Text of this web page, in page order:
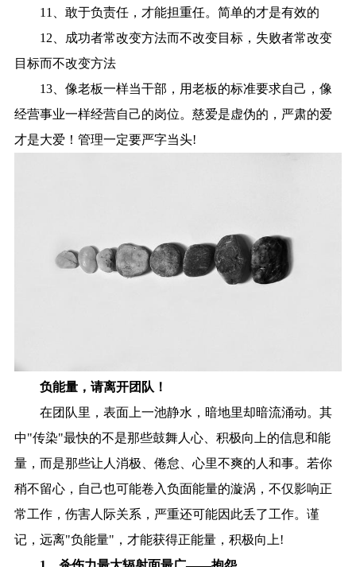
11、敢于负责任，才能担重任。简单的才是有效的
12、成功者常改变方法而不改变目标，失败者常改变
目标而不改变方法
13、像老板一样当干部，用老板的标准要求自己，像
经营事业一样经营自己的岗位。慈爱是虚伪的，严肃的爱
才是大爱！管理一定要严字当头!
负能量，请离开团队！
在团队里，表面上一池静水，暗地里却暗流涌动。其
中"传染"最快的不是那些鼓舞人心、积极向上的信息和能
量，而是那些让人消极、倦怠、心里不爽的人和事。若你
稍不留心，自己也可能卷入负面能量的漩涡，不仅影响正
常工作，伤害人际关系，严重还可能因此丢了工作。谨
记，远离"负能量"，才能获得正能量，积极向上!